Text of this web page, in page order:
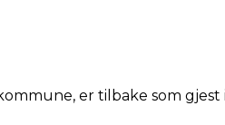
er tilbake som